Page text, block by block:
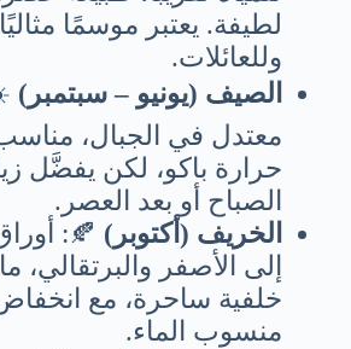
لطيفة. يعتبر موسمًا
وللعائلات.
الصيف (يونيو – سبتمبر)
معتدل في الجبال،
حرارة باكو، لكن يفضَّل
الصباح أو بعد العصر.
الخريف (أكتوبر) 🍂:
إلى الأصفر والبرتقالي،
خلفية ساحرة، مع
منسوب الماء.